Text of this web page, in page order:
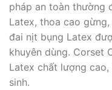
pháp an toàn thường
Latex, thoa cao
đai nịt bụng Latex
khuyên dùng. Corset
Latex chất lượng
sinh.